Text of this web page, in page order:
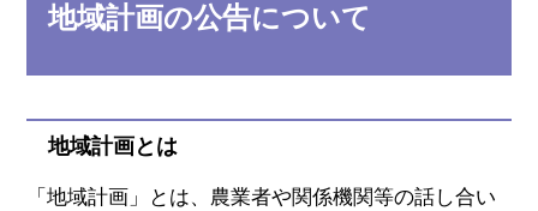
地域計画の公告について
地域計画とは
「地域計画」とは、農業者や関係機関等の話し合い